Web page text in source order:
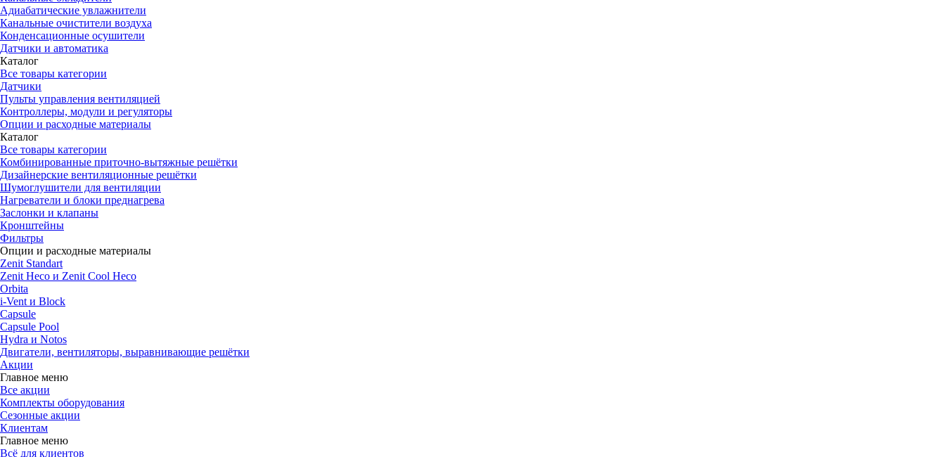
Адиабатические увлажнители
Канальные очистители воздуха
Конденсационные осушители
Датчики и автоматика
Каталог
Все товары категории
Датчики
Пульты управления вентиляцией
Контроллеры, модули и регуляторы
Опции и расходные материалы
Каталог
Все товары категории
Комбинированные приточно-вытяжные решётки
Дизайнерские вентиляционные решётки
Шумоглушители для вентиляции
Нагреватели и блоки преднагрева
Заслонки и клапаны
Кронштейны
Фильтры
Опции и расходные материалы
Zenit Standart
Zenit Heco и Zenit Cool Heco
Orbita
i-Vent и Block
Capsule
Capsule Pool
Hydra и Notos
Двигатели, вентиляторы, выравнивающие решётки
Акции
Главное меню
Все акции
Комплекты оборудования
Сезонные акции
Клиентам
Главное меню
Всё для клиентов